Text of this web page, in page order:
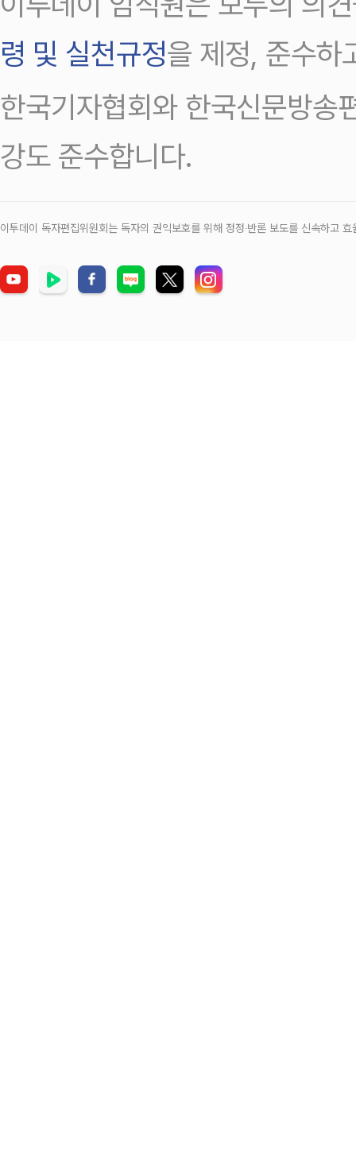
령 및 실천규정을 제정, 준수하
한국기자협회와 한국신문방송
강도 준수합니다.
이투데이 독자편집위원회는 독자의 권익보호를 위해 정정‧반론 보도를 신속하고